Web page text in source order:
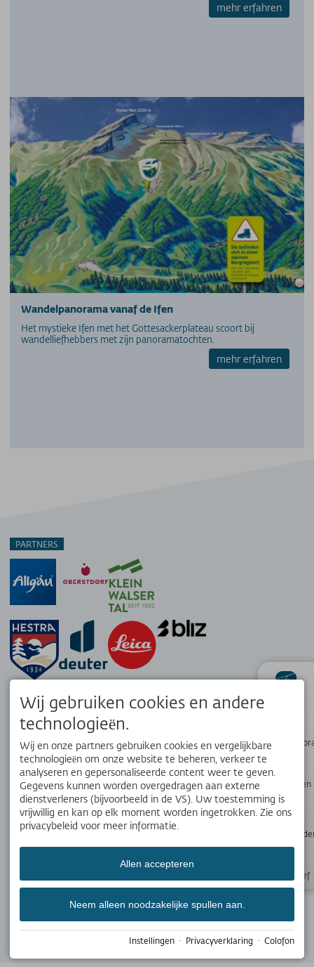
mehr erfahren
Wandelpanorama vanaf de Ifen
Het mystieke Ifen met het Gottesackerplateau scoort bij
wandelliefhebbers met zijn panoramatochten.
mehr erfahren
Webcams en
weer
Nieuwsbrief
PARTNERS
APP
Jouw lokale reisgenoot. Download de gratis OK Bergbahnen app!
SOCIALE MEDIA
Wij gebruiken cookies en andere
technologieën.
Wij en onze partners gebruiken cookies en vergelijkbare
technologieën om onze website te beheren, verkeer te
analyseren en gepersonaliseerde content weer te geven.
Gegevens kunnen worden overgedragen aan externe
dienstverleners (bijvoorbeeld in de VS). Uw toestemming is
vrijwillig en kan op elk moment worden ingetrokken. Zie ons
privacybeleid voor meer informatie.
Allen accepteren
Neem alleen noodzakelijke spullen aan.
Instellingen · Privacyverklaring · Colofon